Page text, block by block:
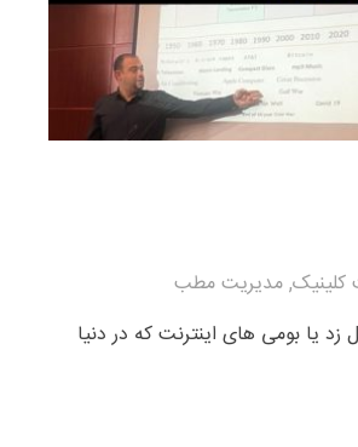
کلینیک,مدیریت مطب
یا بومی های اینترنت که در دنیا